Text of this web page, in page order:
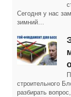
Сегодня у нас
зимний…
строительного
разбирать